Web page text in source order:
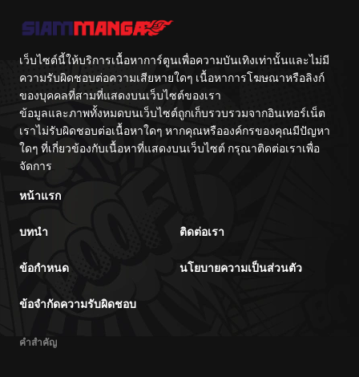
เว็บไซต์นี้ให้บริการเนื้อหาการ์ตูนเพื่อความบันเทิงเท่านั้นและไม่มี
ความรับผิดชอบต่อความเสียหายใดๆ เนื้อหาการโฆษณาหรือลิงก์
ของบุคคลที่สามที่แสดงบนเว็บไซต์ของเรา
ข้อมูลและภาพทั้งหมดบนเว็บไซต์ถูกเก็บรวบรวมจากอินเทอร์เน็ต
เราไม่รับผิดชอบต่อเนื้อหาใดๆ หากคุณหรือองค์กรของคุณมีปัญหา
ใดๆ ที่เกี่ยวข้องกับเนื้อหาที่แสดงบนเว็บไซต์ กรุณาติดต่อเราเพื่อ
จัดการ
หน้าแรก
บทนำ ติดต่อเรา
ข้อกำหนด นโยบายความเป็นส่วนตัว
ข้อจำกัดความรับผิดชอบ
คำสำคัญ